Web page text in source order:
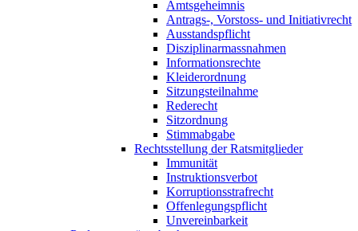
Amtsgeheimnis
Antrags-, Vorstoss- und Initiativrecht
Ausstandspflicht
Disziplinarmassnahmen
Informationsrechte
Kleiderordnung
Sitzungsteilnahme
Rederecht
Sitzordnung
Stimmabgabe
Rechtsstellung der Ratsmitglieder
Immunität
Instruktionsverbot
Korruptionsstrafrecht
Offenlegungspflicht
Unvereinbarkeit